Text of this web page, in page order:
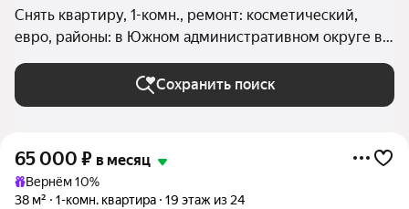
Снять квартиру, 1-комн., ремонт: косметический,
евро, районы: в Южном административном округе в
Москве и МО
Сохранить поиск
65 000 ₽ в месяц
Вернём 10%
38 м²
1-комн. квартира 19 этаж из 24